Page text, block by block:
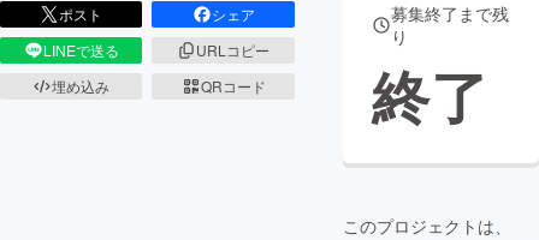
ポスト
シェア
LINEで送る
URLコピー
埋め込み
QRコード
募集終了まで残
り
終了
このプロジェクトは、